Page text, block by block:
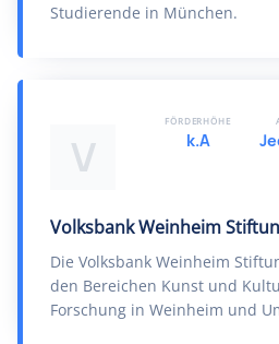
Studierende in München.
V
Volksbank Weinheim
Die Volksbank Weinheim
den Bereichen Kunst und
Forschung in Weinheim und
FÖRDERHÖHE
k.A